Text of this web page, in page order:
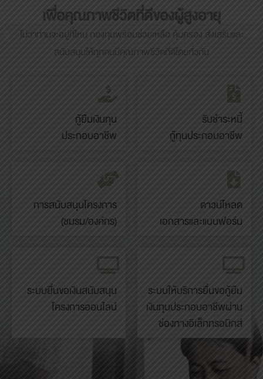
เพื่อคุณภาพชีวิตที่ดีของผู้สูงอายุ
ไม่ว่าท่านจะอยู่ที่ไหน กองทุนพร้อมช่วยเหลือ คุ้มครอง ส่งเสริมและ
สนับสนุนให้ทุกคนมีคุณภาพชีวิตที่ดีโดยทั่วกัน
กู้ยืมเงินทุน
ประกอบอาชีพ
รับชำระหนี้
กู้ทุนประกอบอาชีพ
การสนับสนุนโครงการ
(ชมรม/องค์กร)
ดาวน์โหลด
เอกสารและแบบฟอร์ม
ระบบยื่นขอเงินสนับสนุน
โครงการออนไลน์
ระบบให้บริการยื่นขอกู้ยืม
เงินทุนประกอบอาชีพผ่าน
ช่องทางอิเล็กทรอนิกส์